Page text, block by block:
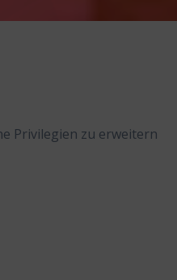
Privilegien zu erweitern